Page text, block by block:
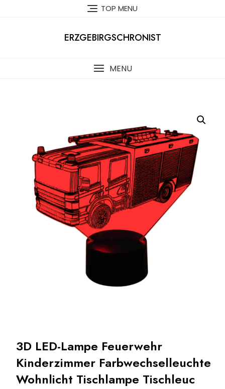
TOP MENU
ERZGEBIRGSCHRONIST
MENU
3D LED-Lampe Feuerwehr
Kinderzimmer Farbwechselleuchte
Wohnlicht Tischlampe Tischleuc